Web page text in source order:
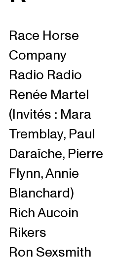
Race Horse
Company
Radio Radio
Renée Martel
(Invités : Mara
Tremblay, Paul
Daraîche, Pierre
Flynn, Annie
Blanchard)
Rich Aucoin
Rikers
Ron Sexsmith